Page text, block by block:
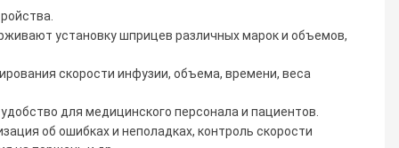
установку шприцев различных марок и объемов,
скорости инфузии, объема, времени, веса
для медицинского персонала и пациентов.
об ошибках и неполадках, контроль скорости